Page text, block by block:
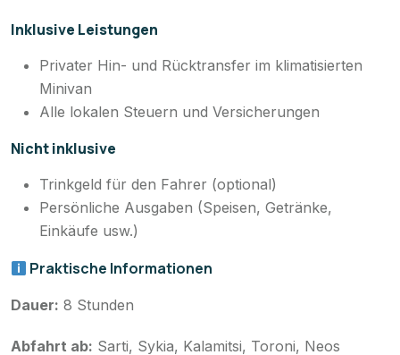
Inklusive Leistungen
Privater Hin- und Rücktransfer im klimatisierten
Minivan
Alle lokalen Steuern und Versicherungen
Nicht inklusive
Trinkgeld für den Fahrer (optional)
Persönliche Ausgaben (Speisen, Getränke,
Einkäufe usw.)
Praktische Informationen
Dauer: 8 Stunden
Abfahrt ab: Sarti, Sykia, Kalamitsi, Toroni, Neos